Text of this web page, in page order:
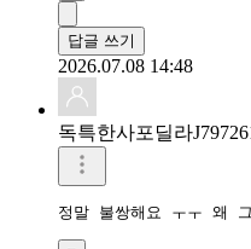
답글 쓰기
2026.07.08 14:48
독특한사포딜라
정말 불쌍해요 ㅜㅜ 왜